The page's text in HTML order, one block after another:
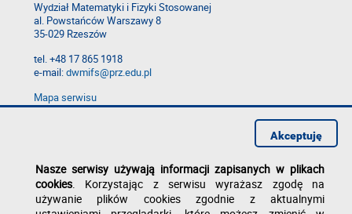
Wydział Matematyki i Fizyki Stosowanej
al. Powstańców Warszawy 8
35-029 Rzeszów
tel. +48 17 865 1918
e-mail:dwmifs@prz.edu.pl
Mapa serwisu
Deklaracja dostępności
Nasze serwisy używają informacji zapisanych w plikach
cookies. Korzystając z serwisu wyrażasz zgodę na
używanie plików cookies zgodnie z aktualnymi
Akceptuję